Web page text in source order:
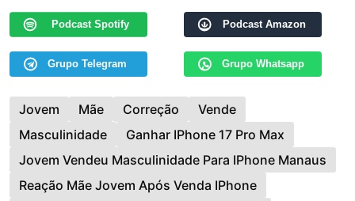
Podcast Spotify Podcast Amazon
Grupo Telegram Grupo Whatsapp
Jovem Mãe Correção
Vende
Masculinidade
Ganhar IPhone 17 Pro Max
Jovem Vendeu Masculinidade Para IPhone Manaus
Reação Mãe Jovem Após Venda IPhone